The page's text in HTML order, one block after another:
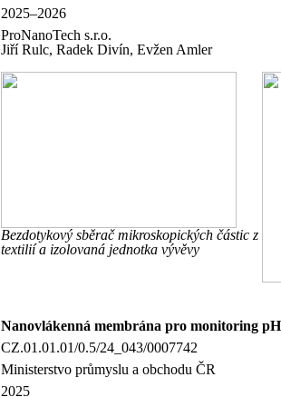
2025–2026
ProNanoTech s.r.o.
Jiří Rulc, Radek Divín, Evžen Amler
Bezdotykový sběrač mikroskopických částic z
textilií a izolovaná jednotka vývěvy
Nanovlákenná membrána pro monitoring pH
CZ.01.01.01/0.5/24_043/0007742
Ministerstvo průmyslu a obchodu ČR
2025